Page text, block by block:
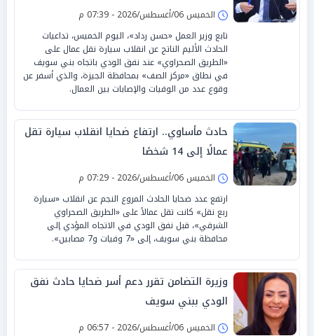
الخميس 06/أغسطس/2026 - 07:39 م
تابع وزير العمل «حسن رداد»، اليوم الخميس، تداعيات
الحادث الأليم الناتج عن انقلاب سيارة نقل عمال على
«الطريق الصحراوي» عند نفق الودي باتجاه بني سويف
في نطاق «مركز الصف» بمحافظة الجيزة، والذي أسفر عن
وقوع عدد من الوفيات والإصابات بين العمال.
حادث مأساوي.. ارتفاع ضحايا انقلاب سيارة تقل
عمالًا إلى 14 شخصًا
الخميس 06/أغسطس/2026 - 07:29 م
ارتفع عدد ضحايا الحادث المروع النجم عن انقلاب «سيارة
ربع نقل» كانت تقل عمالاً على «الطريق الصحراوي
الشرقي»، قبل نفق الودي في الاتجاه المؤدي إلى
محافظة بني سويف، إلى «7 وفيات و7 مصابين».
وزيرة التضامن تقرر دعم أسر ضحايا حادث نفق
الودي ببني سويف
الخميس 06/أغسطس/2026 - 06:57 م